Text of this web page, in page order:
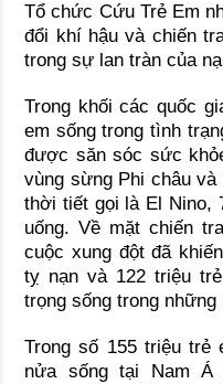
Tổ chức Cứu Trẻ Em
đổi khí hậu và chiến
trong sự lan tràn của
Trong khối các quốc
em sống trong tình
được săn sóc sức
vùng sừng Phi châu
thời tiết gọi là El Nino,
uống. Về mặt chiến
cuộc xung đột đã
tỵ nạn và 122 triệu
trọng sống trong
Trong số 155 triệu trẻ
nửa sống tại Nam Á